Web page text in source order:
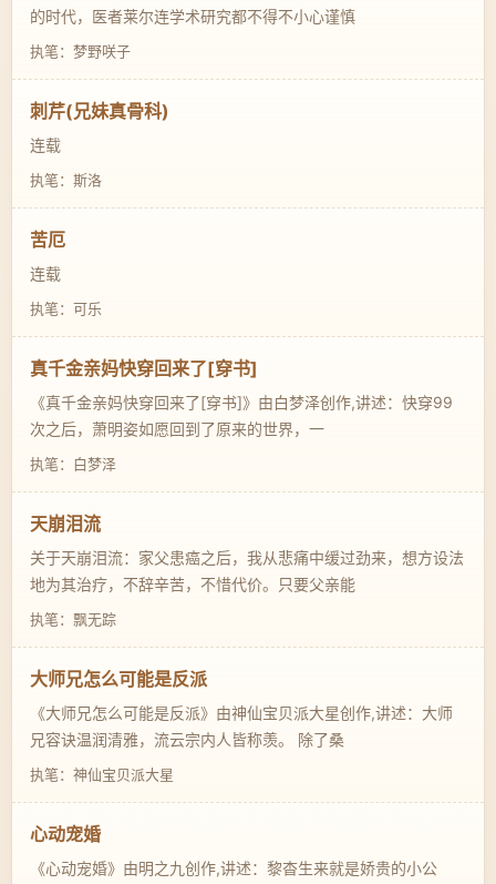
的时代，医者莱尔连学术研究都不得不小心谨慎
执笔：梦野咲子
刺芹(兄妹真骨科)
连载
执笔：斯洛
苦厄
连载
执笔：可乐
真千金亲妈快穿回来了[穿书]
《真千金亲妈快穿回来了[穿书]》由白梦泽创作,讲述：快穿99
次之后，萧明姿如愿回到了原来的世界，一
执笔：白梦泽
天崩泪流
关于天崩泪流：家父患癌之后，我从悲痛中缓过劲来，想方设法
地为其治疗，不辞辛苦，不惜代价。只要父亲能
执笔：飘无踪
大师兄怎么可能是反派
《大师兄怎么可能是反派》由神仙宝贝派大星创作,讲述：大师
兄容诀温润清雅，流云宗内人皆称羡。 除了桑
执笔：神仙宝贝派大星
心动宠婚
《心动宠婚》由明之九创作,讲述：黎杳生来就是娇贵的小公